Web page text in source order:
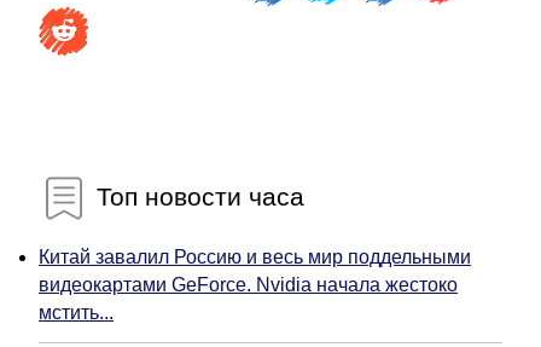
Топ новости часа
Китай завалил Россию и весь мир поддельными
видеокартами GeForce. Nvidia начала жестоко
мстить...